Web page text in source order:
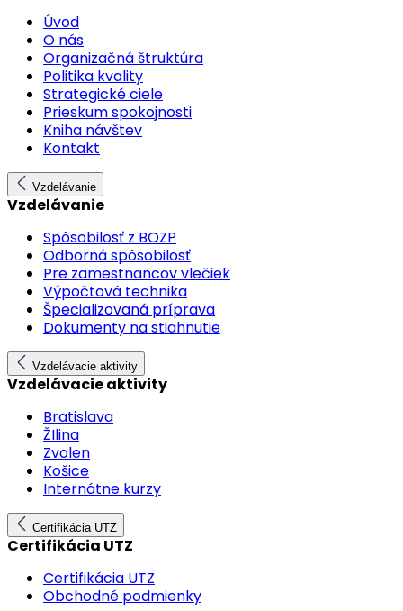
Úvod
O nás
Organizačná štruktúra
Politika kvality
Strategické ciele
Prieskum spokojnosti
Kniha návštev
Kontakt
Vzdelávanie
Vzdelávanie
Spôsobilosť z BOZP
Odborná spôsobilosť
Pre zamestnancov vlečiek
Výpočtová technika
Špecializovaná príprava
Dokumenty na stiahnutie
Vzdelávacie aktivity
Vzdelávacie aktivity
Bratislava
ŽIlina
Zvolen
Košice
Internátne kurzy
Certifikácia UTZ
Certifikácia UTZ
Certifikácia UTZ
Obchodné podmienky